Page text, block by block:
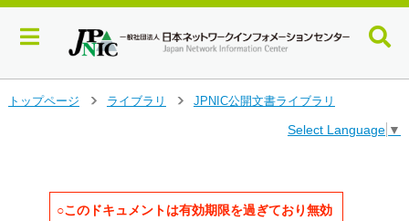
トップページ
ライブラリ
JPNIC公開文書ライブラリ
Select Language ▼
○このドキュメントは有効期限を過ぎており無効